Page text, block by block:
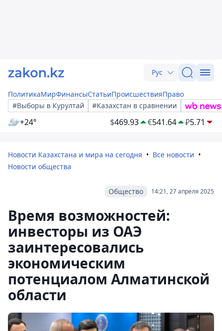
Рус
ПолитикаМирФинансыСтатьиПроисшествияПраво
#Выборы в Курултай
#Казахстан в сравнении
+24° $469.93 €541.64 ₽5.71
Новости Казахстана и мира на сегодня
Все новости
Новости общества
14:21, 27 апреля 2025
Общество
Время возможностей:
инвесторы из ОАЭ
заинтересовались
экономическим
потенциалом Алматинской
области